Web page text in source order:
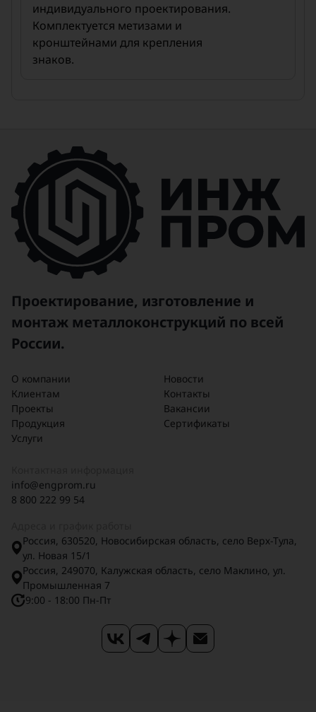
индивидуального проектирования.
Комплектуется метизами и
кронштейнами для крепления
знаков.
Проектирование, изготовление и
монтаж металлоконструкций по всей
России.
О компании
Клиентам
Проекты
Продукция
Услуги
Новости
Контакты
Вакансии
Сертификаты
info@engprom.ru
8 800 222 99 54
Россия, 630520, Новосибирская область, село Верх-Тула,
ул. Новая 15/1
Россия, 249070, Калужская область, село Маклино, ул.
Промышленная 7
9:00 - 18:00 Пн-Пт